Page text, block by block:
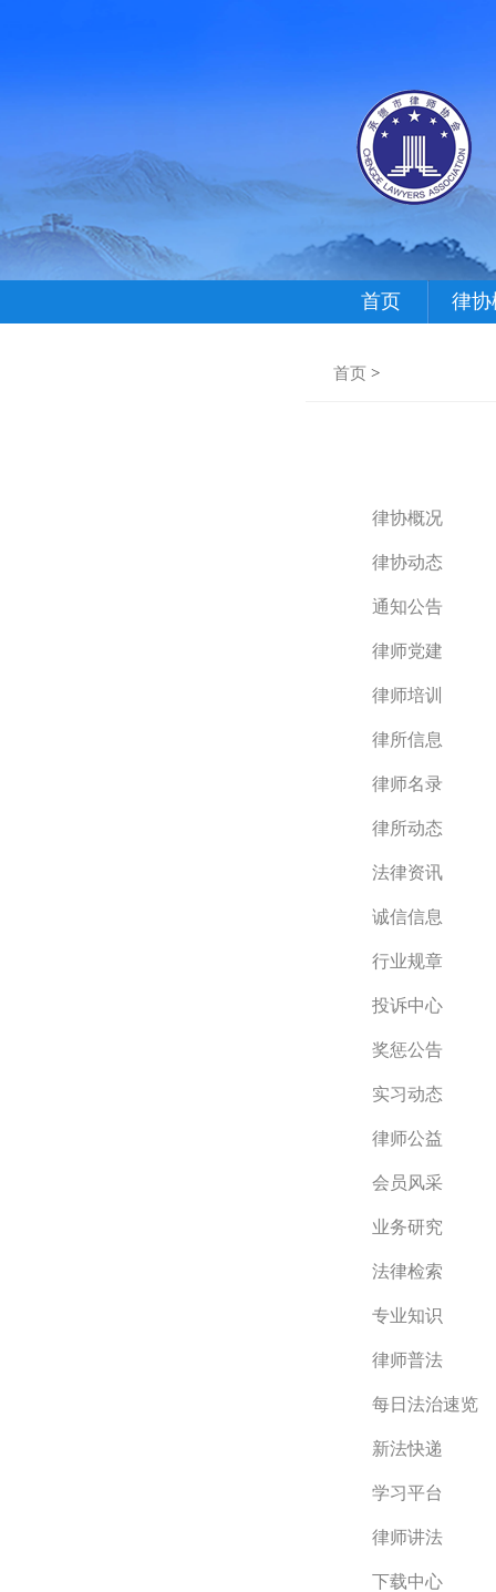
首页 律协
首页 >
律协概况
律协动态
通知公告
律师党建
律师培训
律所信息
律师名录
律所动态
法律资讯
诚信信息
行业规章
投诉中心
奖惩公告
实习动态
律师公益
会员风采
业务研究
法律检索
专业知识
律师普法
每日法治速览
新法快递
学习平台
律师讲法
下载中心